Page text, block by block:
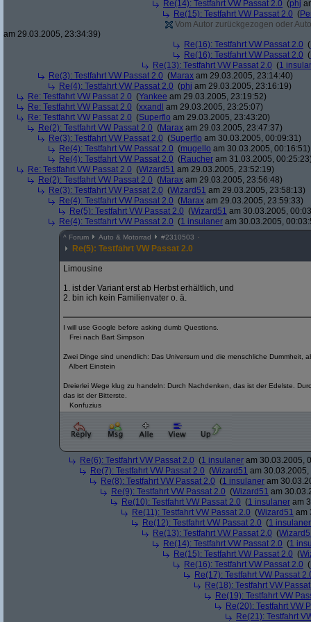
Re(14): Testfahrt VW Passat 2.0 (phj
Re(15): Testfahrt VW Passat 2.0 (
Vom Autor zurückgezogen oder
am 29.03.2005, 23:34:39)
Re(16): Testfahrt VW Passat 2.0 (
Re(16): Testfahrt VW Passat 2.0 (
Re(13): Testfahrt VW Passat 2.0 (1
Re(3): Testfahrt VW Passat 2.0 (Marax am 29.03.2005, 23:14:40)
Re(4): Testfahrt VW Passat 2.0 (phj am 29.03.2005, 23:16:19)
Re: Testfahrt VW Passat 2.0 (Yankee am 29.03.2005, 23:19:52)
Re: Testfahrt VW Passat 2.0 (xxandl am 29.03.2005, 23:25:07)
Re: Testfahrt VW Passat 2.0 (Superflo am 29.03.2005, 23:43:20)
Re(2): Testfahrt VW Passat 2.0 (Marax am 29.03.2005, 23:47:37)
Re(3): Testfahrt VW Passat 2.0 (Superflo am 30.03.2005, 00:09:31)
Re(4): Testfahrt VW Passat 2.0 (mugello am 30.03.2005, 00:16:51)
Re(4): Testfahrt VW Passat 2.0 (Raucher am 31.03.2005,
Re: Testfahrt VW Passat 2.0 (Wizard51 am 29.03.2005, 23:52:19)
Re(2): Testfahrt VW Passat 2.0 (Marax am 29.03.2005, 23:56:48)
Re(3): Testfahrt VW Passat 2.0 (Wizard51 am 29.03.2005, 23:58:13)
Re(4): Testfahrt VW Passat 2.0 (Marax am 29.03.2005, 23:59:33)
Re(5): Testfahrt VW Passat 2.0 (Wizard51 am 30.03.2005,
Re(4): Testfahrt VW Passat 2.0 (1 insulaner am 30.03.2005,
^ Forum Auto & Motorrad #2310503
Re(5): Testfahrt VW Passat 2.0
Limousine
1. ist der Variant erst ab Herbst erhältlich, und
2. bin ich kein Familienvater o. ä.
I will use Google before asking dumb Questions.
Frei nach Bart Simpson
Zwei Dinge sind unendlich: Das Universum und die menschliche Dummheit,
Albert Einstein
Dreierlei Wege klug zu handeln: Durch Nachdenken, das ist der Edelste.
das ist der Bitterste.
Konfuzius
Re(6): Testfahrt VW Passat 2.0 (1 insulaner am 30.03.2005,
Re(7): Testfahrt VW Passat 2.0 (Wizard51 am
Re(8): Testfahrt VW Passat 2.0 (1 insulaner am
Re(9): Testfahrt VW Passat 2.0 (Wizard51 am
Re(10): Testfahrt VW Passat 2.0 (1 insulaner am
Re(11): Testfahrt VW Passat 2.0 (Wizard51 am
Re(12): Testfahrt VW Passat 2.0 (1 insulaner
Re(13): Testfahrt VW Passat 2.0 (
Re(14): Testfahrt VW Passat 2.0 (1
Re(15): Testfahrt VW Passat 2.0 (
Re(16): Testfahrt VW Passat 2.0 (
Re(17): Testfahrt VW Passat
Re(18): Testfahrt VW
Re(19): Testfahrt VW
Re(20): Testfahrt VW
Re(21): Testfahrt